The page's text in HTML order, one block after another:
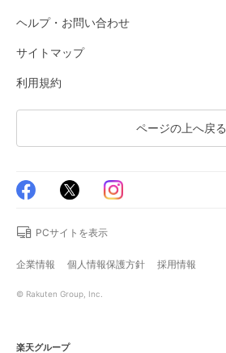
ヘルプ・お問い合わせ
サイトマップ
利用規約
ページの上へ戻る
PCサイトを表示
企業情報 個人情報保護方針 採用情報
© Rakuten Group, Inc.
楽天グループ